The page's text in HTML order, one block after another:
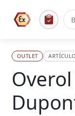
OUTLET
Overol